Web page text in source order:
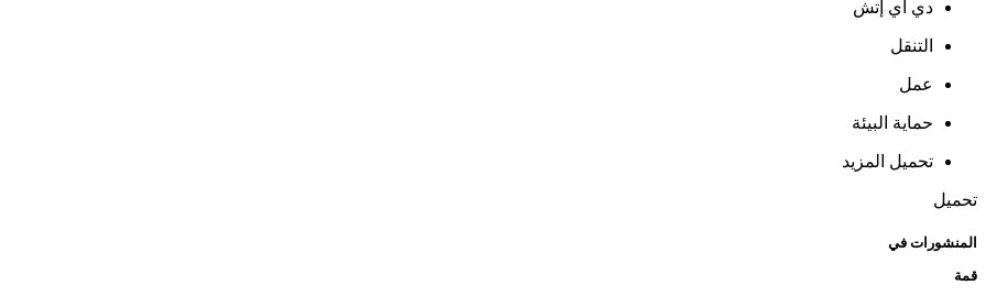
دي آي إتش
التنقل
عمل
حماية البيئة
تحميل المزيد
تحميل
المنشورات في
قمة